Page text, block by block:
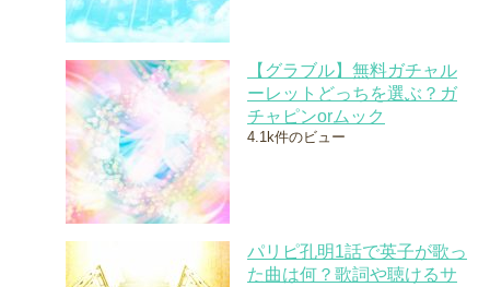
【グラブル】無料ガチャル
ーレットどっちを選ぶ？ガ
チャピンorムック
4.1k件のビュー
パリピ孔明1話で英子が歌っ
た曲は何？歌詞や聴けるサ